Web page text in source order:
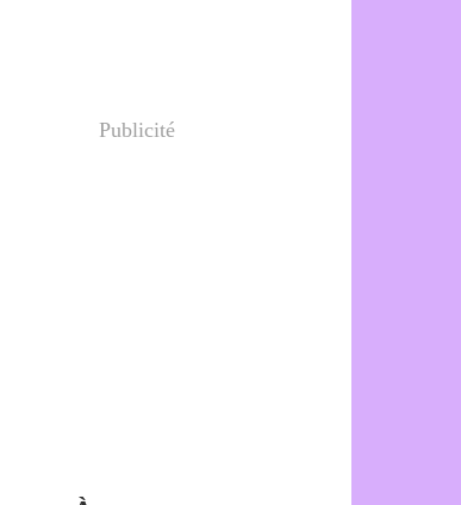
Publicité